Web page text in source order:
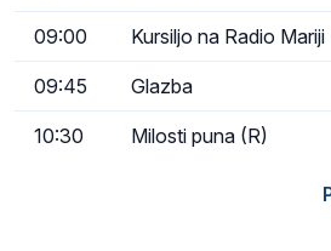
09:00 Kursiljo na Radio Mariji
09:45 Glazba
10:30 Milosti puna (R)